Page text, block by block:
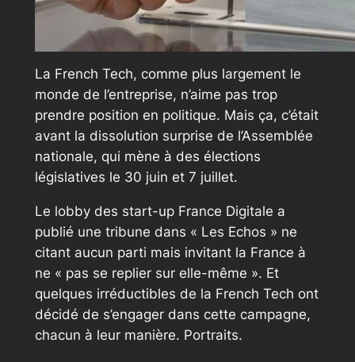
La French Tech, comme plus largement le
monde de l’entreprise, n’aime pas trop
prendre position en politique. Mais ça, c’était
avant la dissolution surprise de l’Assemblée
nationale, qui mène à des élections
législatives le 30 juin et 7 juillet.
Le lobby des start-up France Digitale a
publié une tribune dans « Les Echos » ne
citant aucun parti mais invitant la France à
ne « pas se replier sur elle-même ». Et
quelques irréductibles de la French Tech ont
décidé de s’engager dans cette campagne,
chacun à leur manière. Portraits.